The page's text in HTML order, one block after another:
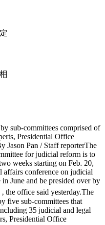
sub-committees comprised of
Presidential Office
Jason Pan / Staff reporterThe
for judicial reform is to
weeks starting on Feb. 20,
conference on judicial
June and be presided over by
the office said yesterday.The
five sub-committees that
35 judicial and legal
Presidential Office